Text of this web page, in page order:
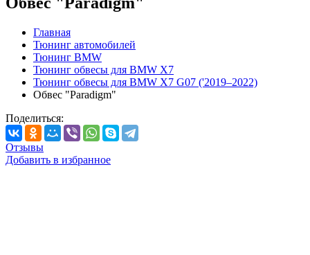
Главная
Тюнинг автомобилей
Тюнинг BMW
Тюнинг обвесы для BMW X7
Тюнинг обвесы для BMW X7 G07 ('2019–2022)
Обвес "Paradigm"
Поделиться:
Отзывы
Добавить в избранное